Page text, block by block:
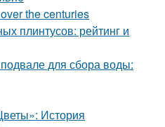
the centuries
плинтусов: рейтинг и
для сбора воды:
История